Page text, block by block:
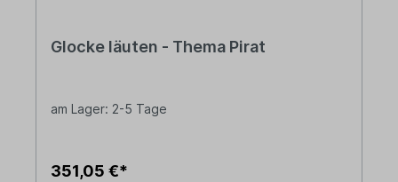
Glocke läuten - Thema Pirat
am Lager: 2-5 Tage
351,05 €*